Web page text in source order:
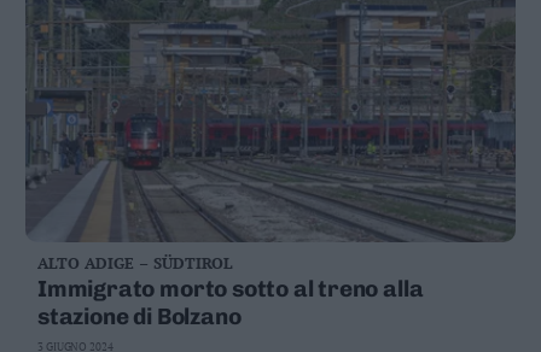
Fiemme
Fassa
Giudicarie
Rendena
Südtirol
Dolomiti
ALTO ADIGE – SÜDTIROL
Immigrato morto sotto al treno alla
stazione di Bolzano
3 GIUGNO 2024